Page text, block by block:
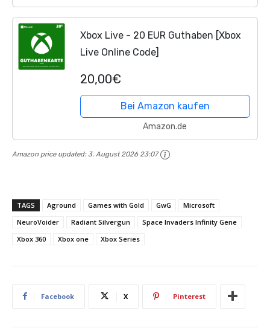
Xbox Live - 20 EUR Guthaben [Xbox
Live Online Code]
20,00€
Bei Amazon kaufen
Amazon.de
Amazon price updated: 3. August 2026 23:07
TAGS Aground Games with Gold GwG
Microsoft
NeuroVoider
Radiant Silvergun
Space Invaders Infinity Gene
Xbox 360
Xbox one Xbox Series
Facebook X Pinterest